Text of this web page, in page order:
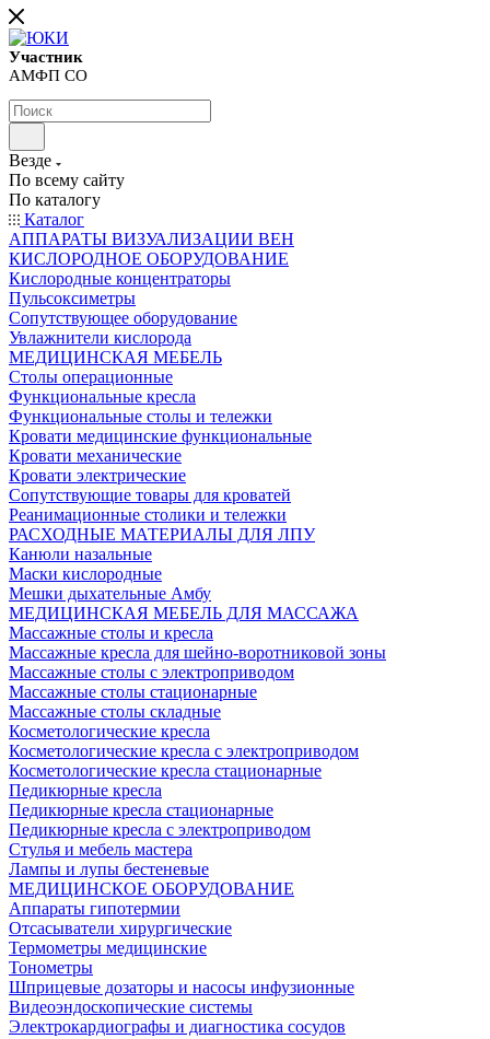
Участник
АМФП СО
Везде
По всему сайту
По каталогу
Каталог
АППАРАТЫ ВИЗУАЛИЗАЦИИ ВЕН
КИСЛОРОДНОЕ ОБОРУДОВАНИЕ
Кислородные концентраторы
Пульсоксиметры
Сопутствующее оборудование
Увлажнители кислорода
МЕДИЦИНСКАЯ МЕБЕЛЬ
Столы операционные
Функциональные кресла
Функциональные столы и тележки
Кровати медицинские функциональные
Кровати механические
Кровати электрические
Сопутствующие товары для кроватей
Реанимационные столики и тележки
РАСХОДНЫЕ МАТЕРИАЛЫ ДЛЯ ЛПУ
Канюли назальные
Маски кислородные
Мешки дыхательные Амбу
МЕДИЦИНСКАЯ МЕБЕЛЬ ДЛЯ МАССАЖА
Массажные столы и кресла
Массажные кресла для шейно-воротниковой зоны
Массажные столы с электроприводом
Массажные столы стационарные
Массажные столы складные
Косметологические кресла
Косметологические кресла с электроприводом
Косметологические кресла стационарные
Педикюрные кресла
Педикюрные кресла стационарные
Педикюрные кресла с электроприводом
Стулья и мебель мастера
Лампы и лупы бестеневые
МЕДИЦИНСКОЕ ОБОРУДОВАНИЕ
Аппараты гипотермии
Отсасыватели хирургические
Термометры медицинские
Тонометры
Шприцевые дозаторы и насосы инфузионные
Видеоэндоскопические системы
Электрокардиографы и диагностика сосудов